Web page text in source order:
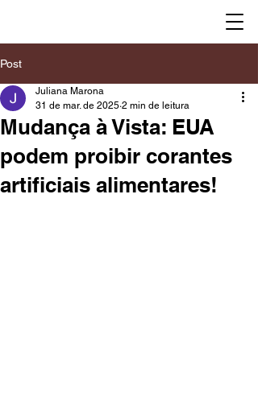
Post
Mudança à Vista: EUA
podem proibir corantes
artificiais alimentares!
Juliana Marona
31 de mar. de 2025 2 min de leitura